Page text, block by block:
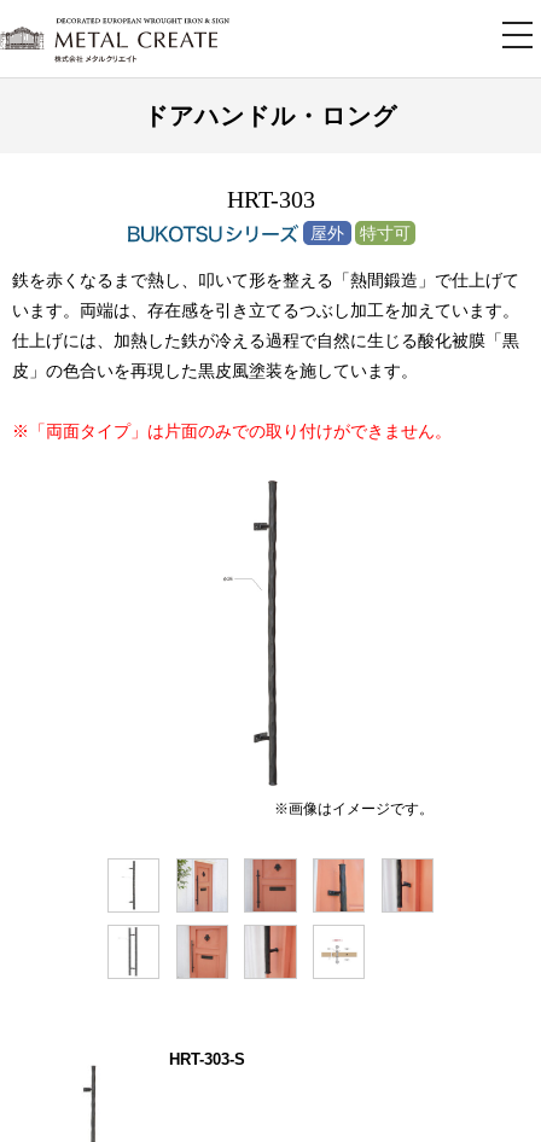
ドアハンドル・ロング
HRT-303
鉄を赤くなるまで熱し、叩いて形を整える「熱間鍛造」で仕上げて
います。両端は、存在感を引き立てるつぶし加工を加えています。
仕上げには、加熱した鉄が冷える過程で自然に生じる酸化被膜「黒
皮」の色合いを再現した黒皮風塗装を施しています。
※「両面タイプ」は片面のみでの取り付けができません。
※画像はイメージです。
HRT-303-S